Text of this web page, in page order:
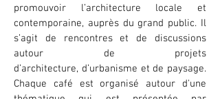
promouvoir l’architecture locale et
contemporaine, auprès du grand public. Il
s’agit de rencontres et de discussions
autour de projets
d’architecture, d’urbanisme et de paysage.
Chaque café est organisé autour d'une